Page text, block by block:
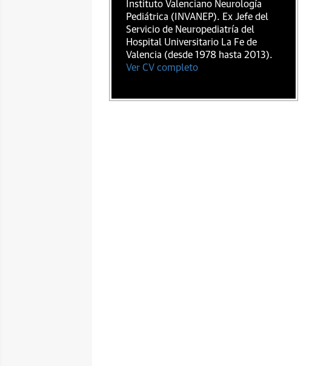
Instituto Valenciano Neurología
Pediátrica (INVANEP). Ex Jefe del
Servicio de Neuropediatría del
Hospital Universitario La Fe de
Valencia (desde 1978 hasta 2013).
Ver CV completo